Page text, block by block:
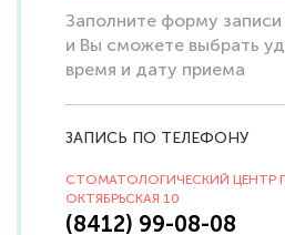
Заполните форму
и Вы сможете выбрать
время и дату приема
ЗАПИСЬ ПО ТЕЛЕФОНУ
СТОМАТОЛОГИЧЕСКИЙ ЦЕНТР
ОКТЯБРЬСКАЯ 10
(8412) 99-08-08